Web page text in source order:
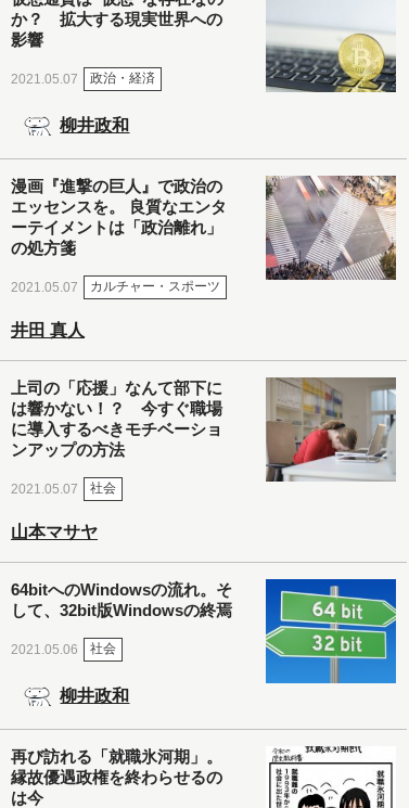
か？ 拡大する現実世界への
影響
2021.05.07 政治・経済
柳井政和
漫画『進撃の巨人』で政治の
エッセンスを。 良質なエンタ
ーテイメントは「政治離れ」
の処方箋
2021.05.07 カルチャー・スポーツ
井田 真人
上司の「応援」なんて部下に
は響かない！？ 今すぐ職場
に導入するべきモチベーショ
ンアップの方法
2021.05.07 社会
山本マサヤ
64bitへのWindowsの流れ。そ
して、32bit版Windowsの終焉
2021.05.06 社会
柳井政和
再び訪れる「就職氷河期」。
縁故優遇政権を終わらせるの
は今